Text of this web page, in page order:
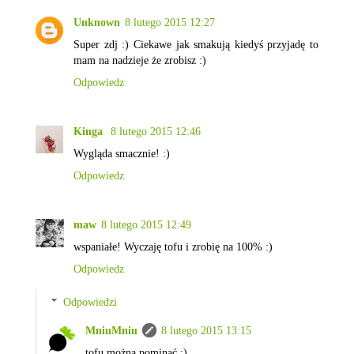
Unknown 8 lutego 2015 12:27
Super zdj :) Ciekawe jak smakują kiedyś przyjadę to
mam na nadzieje że zrobisz :)
Odpowiedz
Kinga
8 lutego 2015 12:46
Wygląda smacznie! :)
Odpowiedz
maw 8 lutego 2015 12:49
wspaniałe! Wyczaję tofu i zrobię na 100% :)
Odpowiedz
Odpowiedzi
MniuMniu
8 lutego 2015 13:15